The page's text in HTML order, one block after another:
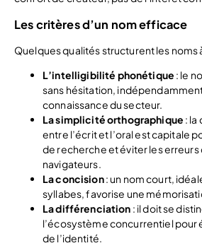
Les critères d’un nom efficace
Quelques qualités structurent les noms
L’intelligibilité phonétique : le
sans hésitation,
connaissance du secteur.
La simplicité orthographique : la
entre l’écrit et l’oral est capitale
de recherche et éviter les erreurs
navigateurs.
La concision: un nom court,
syllabes, favorise une
La différenciation : il doit se
l’écosystème concurrentiel pour
de l’identité.